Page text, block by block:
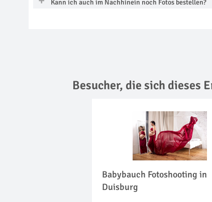
Kann ich auch im Nachhinein noch Fotos bestellen?
Besucher, die sich dieses
Babybauch Fotoshooting in
Duisburg